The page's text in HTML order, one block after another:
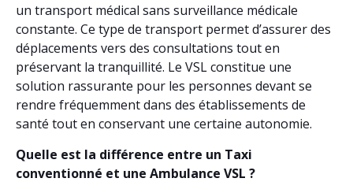
un transport médical sans surveillance médicale
constante. Ce type de transport permet d’assurer des
déplacements vers des consultations tout en
préservant la tranquillité. Le VSL constitue une
solution rassurante pour les personnes devant se
rendre fréquemment dans des établissements de
santé tout en conservant une certaine autonomie.
Quelle est la différence entre un Taxi
conventionné et une Ambulance VSL ?